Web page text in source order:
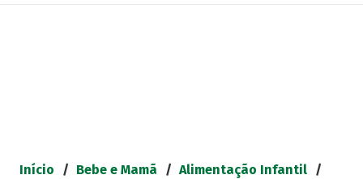
Início / Bebe e Mamã / Alimentação Infantil /